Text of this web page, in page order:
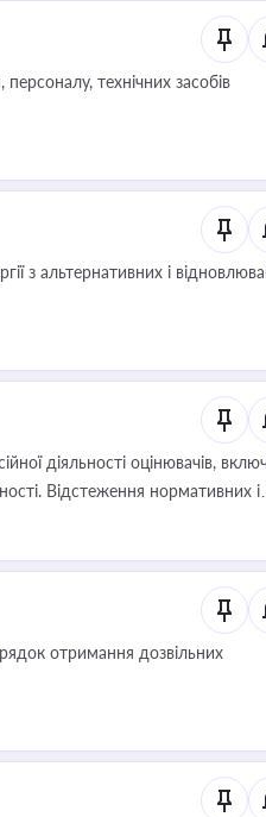
технічних засобів
з альтернативних і
діяльності оцінювачів,
Відстеження нормативних і
під час оподаткування,
діяльності
отримання дозвільних